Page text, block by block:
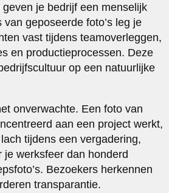
je bedrijf een menselijk
geposeerde foto’s leg je
vast tijdens teamoverleggen,
en productieprocessen. Deze
op een natuurlijke
onverwachte. Een foto van
aan een project werkt,
tijdens een vergadering,
je werksfeer dan honderd
Bezoekers herkennen
transparantie.